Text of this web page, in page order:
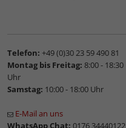
Telefon: +49 (0)30 23 59 490 81
Montag bis Freitag: 8:00 - 18:30
Uhr
Samstag: 10:00 - 18:00 Uhr
E-Mail an uns
WhatsApp Chat: 0176 34440122